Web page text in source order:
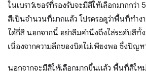
ในเบราว์เซอร์ที่รองรับจะมีสีให้เลือกมากกว่า
สีเป็นจำนวนที่มากแล้ว โปรดรอดูว่าพื้นที่ทำ
ได้กี่สี นอกจากนี้ อย่าลืมคำนึงถึงไล่ระดับสีทั้
เนื่องจากความลึกของบิตไม่เพียงพอ ซึ่งปัญห
นอกจากจะมีสีให้เลือกมากขึ้นแล้ว พื้นที่สีให